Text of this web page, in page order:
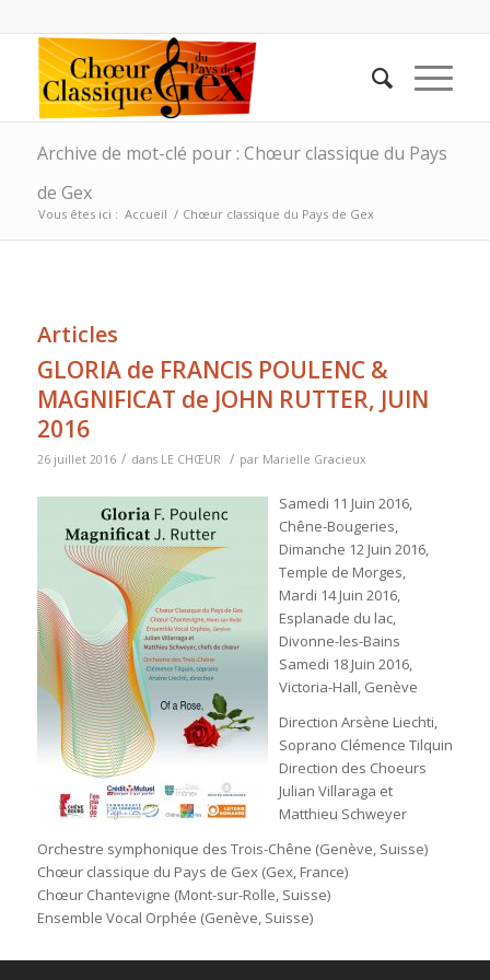
Archive de mot-clé pour : Chœur classique du Pays
de Gex
Vous êtes ici : Accueil / Chœur classique du Pays de Gex
Articles
GLORIA de FRANCIS POULENC &
MAGNIFICAT de JOHN RUTTER, JUIN
2016
26 juillet 2016 / dans LE CHŒUR / par Marielle Gracieux
Samedi 11 Juin 2016,
Chêne-Bougeries,
Dimanche 12 Juin 2016,
Temple de Morges,
Mardi 14 Juin 2016,
Esplanade du lac,
Divonne-les-Bains
Samedi 18 Juin 2016,
Victoria-Hall, Genève
Direction Arsène Liechti,
Soprano Clémence Tilquin
Direction des Choeurs
Julian Villaraga et
Matthieu Schweyer
Orchestre symphonique des Trois-Chêne (Genève, Suisse)
Chœur classique du Pays de Gex (Gex, France)
Chœur Chantevigne (Mont-sur-Rolle, Suisse)
Ensemble Vocal Orphée (Genève, Suisse)